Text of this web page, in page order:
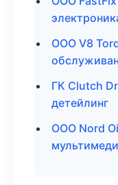
ООО V8
ГК Clutch
детейлинг
ООО Nord